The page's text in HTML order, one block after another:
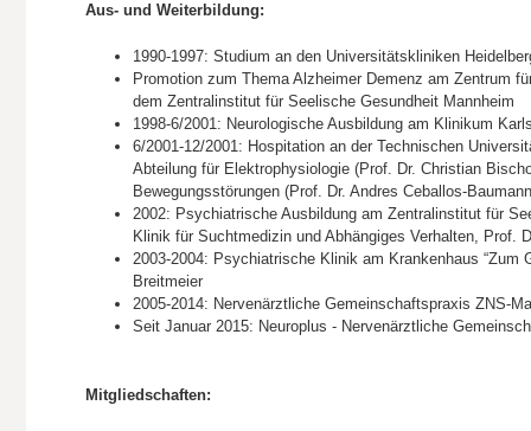
Aus- und Weiterbildung:
1990-1997: Studium an den Universitätskliniken
Promotion zum Thema Alzheimer Demenz am Zentrum
dem Zentralinstitut für Seelische Gesundheit Mannheim
1998-6/2001: Neurologische Ausbildung am Klinikum
6/2001-12/2001: Hospitation an der Technischen
Abteilung für Elektrophysiologie (Prof. Dr. Christian
Bewegungsstörungen (Prof. Dr. Andres Ceballos-
2002: Psychiatrische Ausbildung am Zentralinstitut für
Klinik für Suchtmedizin und Abhängiges Verhalten, Prof.
2003-2004: Psychiatrische Klinik am Krankenhaus “Zum
Breitmeier
2005-2014: Nervenärztliche Gemeinschaftspraxis ZNS-
Seit Januar 2015: Neuroplus - Nervenärztliche
Mitgliedschaften: